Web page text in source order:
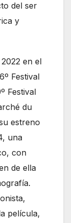
del ser
y
en el
Festival
Festival
du
estreno
una
con
de ella
película,